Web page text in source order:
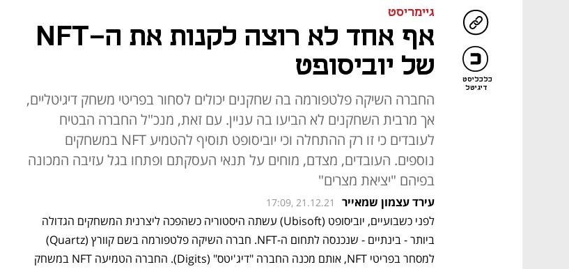
כלכליסט
דיגיטל
גיימריסט
אף אחד לא רוצה לקנות את ה-NFT
של יוביסופט
החברה השיקה פלטפורמה בה שחקנים יכולים לסחור בפריטי משחק דיגיטליים,
אך מרבית השחקנים לא הביעו בה עניין. עם זאת, מנכ"ל החברה הבטיח
לעובדים כי זו רק ההתחלה וכי יוביסופט תוסיף להטמיע NFT במשחקים
נוספים. העובדים, מצדם, מוחים על תנאי העסקתם ופתחו בגל עזיבה המכונה
בפיהם "יציאת מצרים"
עירד עצמון שמאייר 17:09, 21.12.21